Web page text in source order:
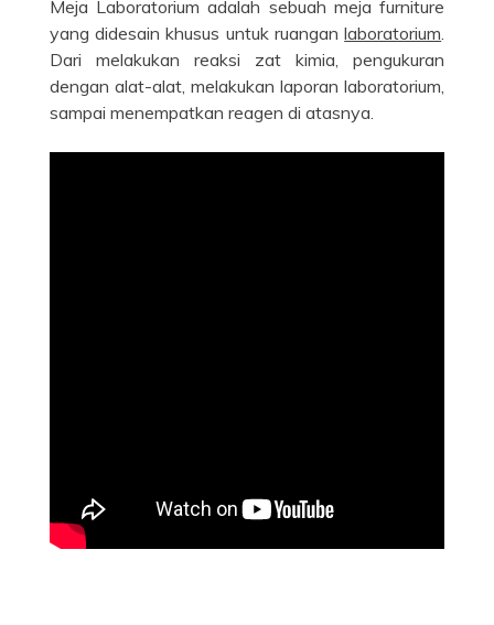
Meja Laboratorium adalah sebuah meja furniture
yang didesain khusus untuk ruanganlaboratorium
Dari melakukan reaksi zat kimia, pengukuran
dengan alat-alat, melakukan laporan laboratorium,
sampai menempatkan reagen di atasnya.